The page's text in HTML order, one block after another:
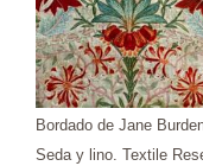
Bordado de Jane
Seda y lino. Textile